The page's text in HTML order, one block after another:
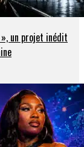
un projet inédit